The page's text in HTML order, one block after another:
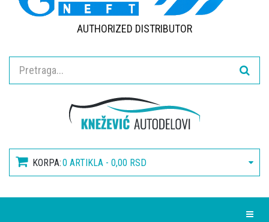
AUTHORIZED DISTRIBUTOR
KORPA:0 ARTIKLA - 0,00 RSD